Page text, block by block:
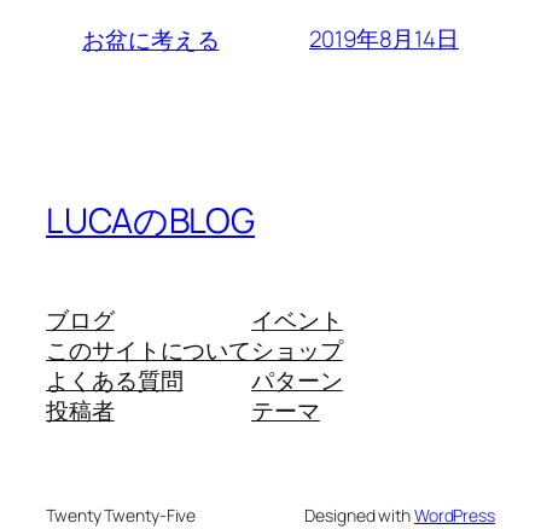
お盆に考える 2019年8月14日
LUCAのBLOG
ブログ
このサイトについて
よくある質問
投稿者
イベント
ショップ
パターン
テーマ
Twenty Twenty-Five Designed withWordPress